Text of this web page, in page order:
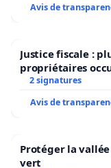
Avis de
Justice fiscale :
propriétaires
2 signatures
Avis de
Protéger la
vert